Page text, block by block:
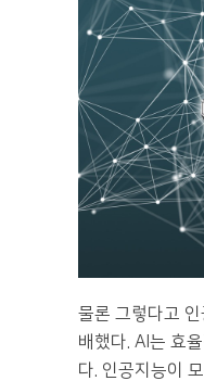
물론 그렇다고
배했다. AI는 효
다. 인공지능이